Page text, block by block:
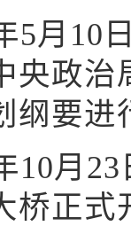
10日
央政治
纲要进
月23
桥正式